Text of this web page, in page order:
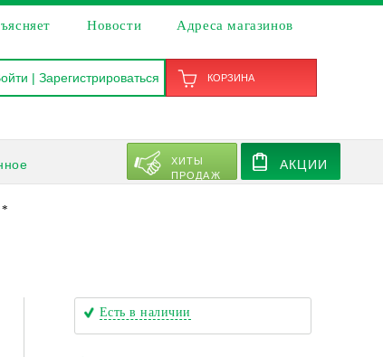
Новости Адреса магазинов
| Зарегистрироваться КОРЗИНА
ХИТЫ
ПРОДАЖ
АКЦИИ
Есть в наличии